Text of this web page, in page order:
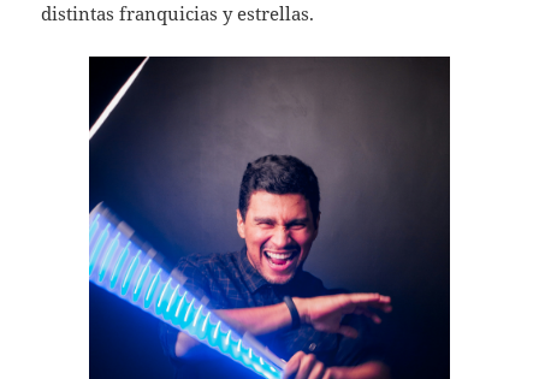
distintas franquicias y estrellas.